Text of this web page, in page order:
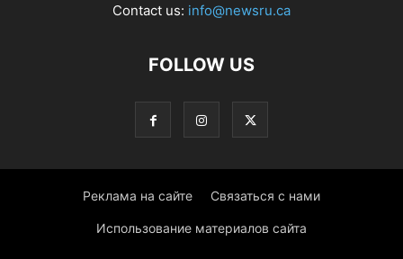
Contact us: info@newsru.ca
FOLLOW US
Реклама на сайте Связаться с нами
Использование материалов сайта